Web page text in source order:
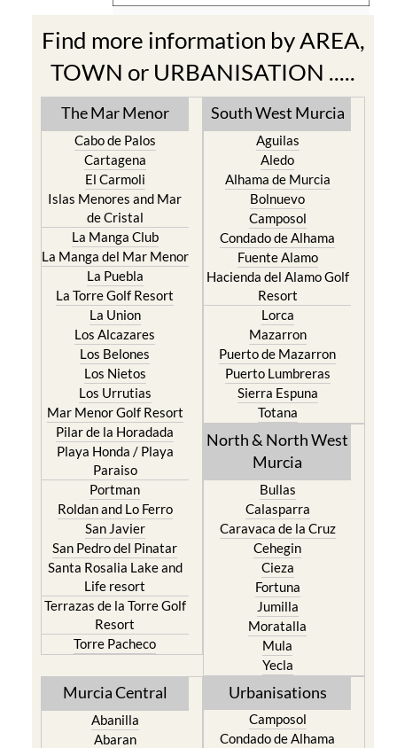
Find more information by AREA,
TOWN or URBANISATION .....
The Mar Menor
Cabo de Palos
Cartagena
El Carmoli
Islas Menores and Mar
de Cristal
La Manga Club
La Manga del Mar Menor
La Puebla
La Torre Golf Resort
La Union
Los Alcazares
Los Belones
Los Nietos
Los Urrutias
Mar Menor Golf Resort
Pilar de la Horadada
Playa Honda / Playa
Paraiso
Portman
Roldan and Lo Ferro
San Javier
San Pedro del Pinatar
Santa Rosalia Lake and
Life resort
Terrazas de la Torre Golf
Resort
Torre Pacheco
South West Murcia
Aguilas
Aledo
Alhama de Murcia
Bolnuevo
Camposol
Condado de Alhama
Fuente Alamo
Hacienda del Alamo Golf
Resort
Lorca
Mazarron
Puerto de Mazarron
Puerto Lumbreras
Sierra Espuna
Totana
North & North West
Murcia
Bullas
Calasparra
Caravaca de la Cruz
Cehegin
Cieza
Fortuna
Jumilla
Moratalla
Mula
Yecla
Murcia Central
Abanilla
Abaran
Urbanisations
Camposol
Condado de Alhama